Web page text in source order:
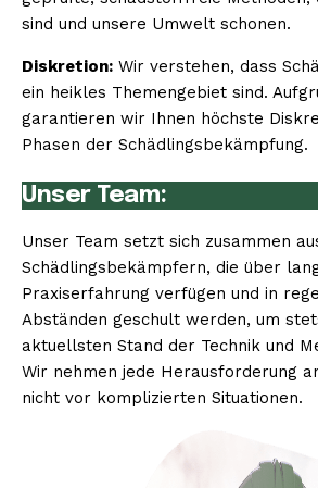
sind und unsere Umwelt schonen.
Diskretion: Wir verstehen, dass
ein heikles Themengebiet sind.
garantieren wir Ihnen höchste
Phasen der Schädlingsbekämpfung.
Unser Team:
Unser Team setzt sich zusammen
Schädlingsbekämpfern, die über
Praxiserfahrung verfügen und in
Abständen geschult werden, um
aktuellsten Stand der Technik und
Wir nehmen jede Herausforderung
nicht vor komplizierten Situationen.